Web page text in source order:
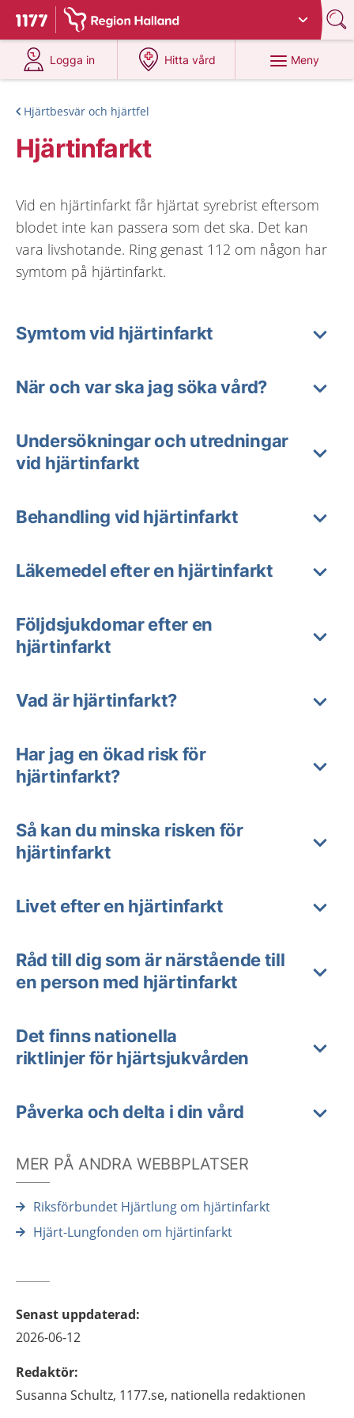
Till startsidan för 1177
Du har valt region Halland
Logga in
på 1177.se
Hitta vård
på 1177.se
Meny
Hjärtbesvär och hjärtfel
Hjärtinfarkt
Vid en hjärtinfarkt får hjärtat syrebrist eftersom
blodet inte kan passera som det ska. Det kan
vara livshotande. Ring genast 112 om någon har
symtom på hjärtinfarkt.
Symtom vid hjärtinfarkt
När och var ska jag söka vård?
Undersökningar och utredningar
vid hjärtinfarkt
Behandling vid hjärtinfarkt
Läkemedel efter en hjärtinfarkt
Följdsjukdomar efter en
hjärtinfarkt
Vad är hjärtinfarkt?
Har jag en ökad risk för
hjärtinfarkt?
Så kan du minska risken för
hjärtinfarkt
Livet efter en hjärtinfarkt
Råd till dig som är närstående till
en person med hjärtinfarkt
Det finns nationella
riktlinjer för hjärtsjukvården
Påverka och delta i din vård
MER PÅ ANDRA WEBBPLATSER
Riksförbundet Hjärtlung om hjärtinfarkt
Hjärt-Lungfonden om hjärtinfarkt
Senast uppdaterad:
2026-06-12
Redaktör:
Susanna Schultz, 1177.se, nationella redaktionen